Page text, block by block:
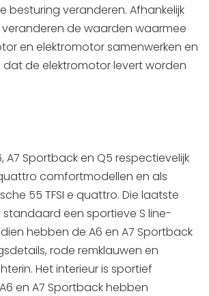
besturing veranderen. Afhankelijk
de waarden waarmee
en elektromotor samenwerken en
de elektromotor levert worden
A7 Sportback en Q5 respectievelijk
comfortmodellen en als
55 TFSI e quattro. Die laatste
een sportieve S line-
hebben de A6 en A7 Sportback
rode remklauwen en
Het interieur is sportief
en A7 Sportback hebben